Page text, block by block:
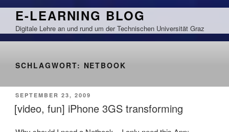
Zum
springen
E-LEARNING BLOG
Digitale Lehre an und rund um der Technischen Universität Graz
SCHLAGWORT: NETBOOK
VERÖFFENTLICHT
AM
SEPTEMBER 23, 2009
[video, fun] iPhone 3GS transforming